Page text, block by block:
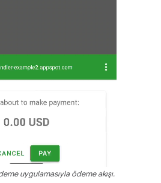
uygulamasıyla ödeme akışı.